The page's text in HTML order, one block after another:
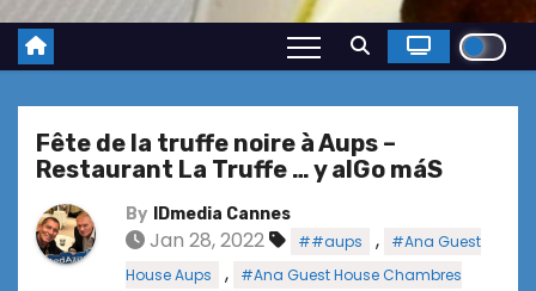
Fête de la truffe noire à Aups –
Restaurant La Truffe … y alGo máS
By IDmedia Cannes
Jan 28, 2022 ##aups ,
#Ana Guest
House Aups
,
#Ana Guest House Chambres